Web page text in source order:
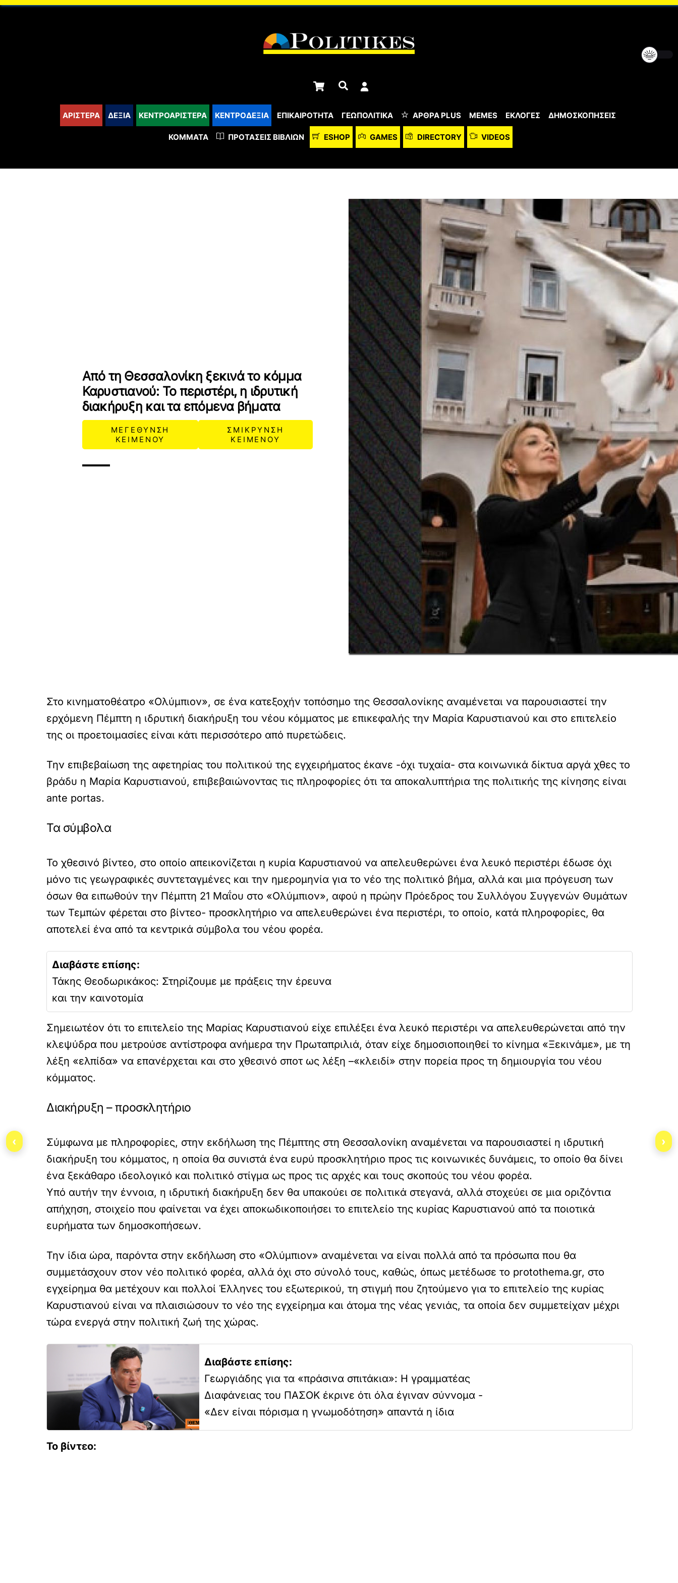
content
Cart Αναζήτηση
ΑΡΙΣΤΕΡΑ ΔΕΞΙΑ ΚΕΝΤΡΟΑΡΙΣΤΕΡΑ ΚΕΝΤΡΟΔΕΞΙΑ ΕΠΙΚΑΙΡΟΤΗΤΑ ΓΕΩΠΟΛΙΤΙΚΑ ΆΡΘΡΑ PLUS MEMES ΕΚΛΟΓΕΣ ΔΗΜΟΣΚΟΠΗΣΕΙΣ
ΚΌΜΜΑΤΑ ΠΡΟΤΆΣΕΙΣ ΒΙΒΛΊΩΝ ESHOP GAMES DIRECTORY VIDEOS
Από τη Θεσσαλονίκη ξεκινά το κόμμα
Καρυστιανού: Το περιστέρι, η ιδρυτική
διακήρυξη και τα επόμενα βήματα
ΜΕΓΕΘΥΝΣΗ
ΚΕΙΜΕΝΟΥ
ΣΜΙΚΡΥΝΣΗ
ΚΕΙΜΕΝΟΥ
Στο κινηματοθέατρο «Ολύμπιον», σε ένα κατεξοχήν τοπόσημο της Θεσσαλονίκης αναμένεται να παρουσιαστεί την
ερχόμενη Πέμπτη η ιδρυτική διακήρυξη του νέου κόμματος με επικεφαλής την Μαρία Καρυστιανού και στο επιτελείο
της οι προετοιμασίες είναι κάτι περισσότερο από πυρετώδεις.
Την επιβεβαίωση της αφετηρίας του πολιτικού της εγχειρήματος έκανε -όχι τυχαία- στα κοινωνικά δίκτυα αργά χθες το
βράδυ η Μαρία Καρυστιανού, επιβεβαιώνοντας τις πληροφορίες ότι τα αποκαλυπτήρια της πολιτικής της κίνησης είναι
ante portas.
Τα σύμβολα
Το χθεσινό βίντεο, στο οποίο απεικονίζεται η κυρία Καρυστιανού να απελευθερώνει ένα λευκό περιστέρι έδωσε όχι
μόνο τις γεωγραφικές συντεταγμένες και την ημερομηνία για το νέο της πολιτικό βήμα, αλλά και μια πρόγευση των
όσων θα ειπωθούν την Πέμπτη 21 Μαΐου στο «Ολύμπιον», αφού η πρώην Πρόεδρος του Συλλόγου Συγγενών Θυμάτων
των Τεμπών φέρεται στο βίντεο- προσκλητήριο να απελευθερώνει ένα περιστέρι, το οποίο, κατά πληροφορίες, θα
αποτελεί ένα από τα κεντρικά σύμβολα του νέου φορέα.
Διαβάστε επίσης:
Τάκης Θεοδωρικάκος: Στηρίζουμε με πράξεις την έρευνα
και την καινοτομία
Σημειωτέον ότι το επιτελείο της Μαρίας Καρυστιανού είχε επιλέξει ένα λευκό περιστέρι να απελευθερώνεται από την
κλεψύδρα που μετρούσε αντίστροφα ανήμερα την Πρωταπριλιά, όταν είχε δημοσιοποιηθεί το κίνημα «Ξεκινάμε», με τη
λέξη «ελπίδα» να επανέρχεται και στο χθεσινό σποτ ως λέξη –«κλειδί» στην πορεία προς τη δημιουργία του νέου
κόμματος.
Διακήρυξη – προσκλητήριο
Σύμφωνα με πληροφορίες, στην εκδήλωση της Πέμπτης στη Θεσσαλονίκη αναμένεται να παρουσιαστεί η ιδρυτική
διακήρυξη του κόμματος, η οποία θα συνιστά ένα ευρύ προσκλητήριο προς τις κοινωνικές δυνάμεις, το οποίο θα δίνει
ένα ξεκάθαρο ιδεολογικό και πολιτικό στίγμα ως προς τις αρχές και τους σκοπούς του νέου φορέα.
Υπό αυτήν την έννοια, η ιδρυτική διακήρυξη δεν θα υπακούει σε πολιτικά στεγανά, αλλά στοχεύει σε μια οριζόντια
απήχηση, στοιχείο που φαίνεται να έχει αποκωδικοποιήσει το επιτελείο της κυρίας Καρυστιανού από τα ποιοτικά
ευρήματα των δημοσκοπήσεων.
Την ίδια ώρα, παρόντα στην εκδήλωση στο «Ολύμπιον» αναμένεται να είναι πολλά από τα πρόσωπα που θα
συμμετάσχουν στον νέο πολιτικό φορέα, αλλά όχι στο σύνολό τους, καθώς, όπως μετέδωσε το protothema.gr, στο
εγχείρημα θα μετέχουν και πολλοί Έλληνες του εξωτερικού, τη στιγμή που ζητούμενο για το επιτελείο της κυρίας
Καρυστιανού είναι να πλαισιώσουν το νέο της εγχείρημα και άτομα της νέας γενιάς, τα οποία δεν συμμετείχαν μέχρι
τώρα ενεργά στην πολιτική ζωή της χώρας.
Διαβάστε επίσης:
Γεωργιάδης για τα «πράσινα σπιτάκια»: Η γραμματέας
Διαφάνειας του ΠΑΣΟΚ έκρινε ότι όλα έγιναν σύννομα -
«Δεν είναι πόρισμα η γνωμοδότηση» απαντά η ίδια
Το βίντεο:
‹ ›